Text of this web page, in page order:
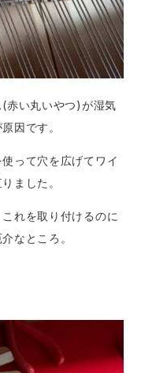
赤い丸いやつ)が湿気
因です。
って穴を広げてワイ
ました。
れを取り付けるのに
なところ。